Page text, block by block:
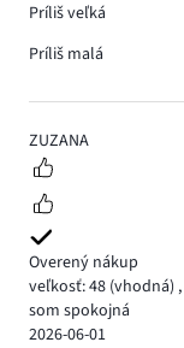
5
ZUZANA
Overený nákup
veľkosť: 48 (vhodná) ,
som spokojná
2026-06-01
Príliš veľká
Príliš malá